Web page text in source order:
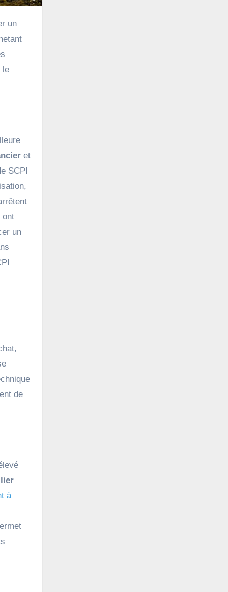
le
et
SCPI
ont
un
de
à